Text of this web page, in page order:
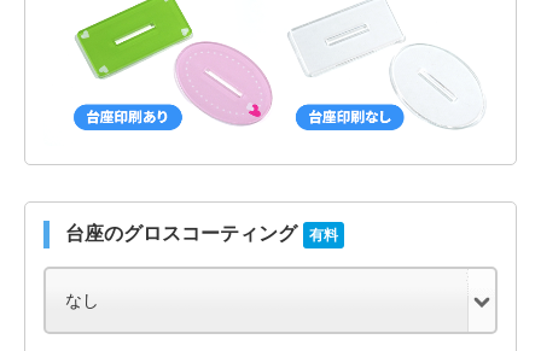
台座のグロスコーティング 有料